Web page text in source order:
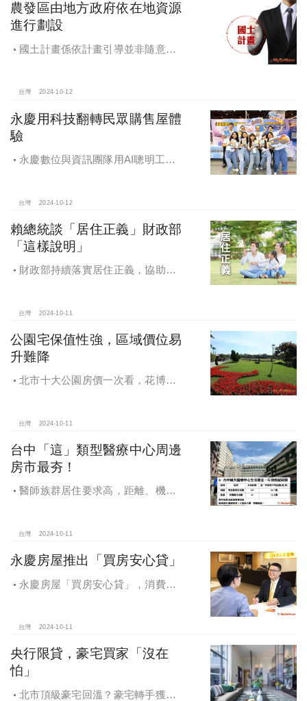
農發區由地方政府依在地資源
進行劃設
國土計畫係依計畫引導並非隨意亂
台灣 2024-10-12
永慶用科技翻轉民眾購售屋體
驗
永慶數位與資訊團隊用AI聰明工
灣房產科技發展
台灣 2024-10-12
賴總統談「居住正義」財政部
「這樣說明」
財政部持續落實居住正義，協助經
台灣 2024-10-11
公園宅保值性強，區域價位易
升難降
北市十大公園房價一次看，花博年
台灣 2024-10-11
台中「這」類型醫療中心周邊
房市最夯！
醫師族群居住要求高，距離、機能
台灣 2024-10-11
永慶房屋推出「買房安心貸」
永慶房屋「買房安心貸」，消費者
產交易安全
台灣 2024-10-11
央行限貸，豪宅買家「沒在
怕」
北市頂級豪宅回溫？豪宅轉手獲利